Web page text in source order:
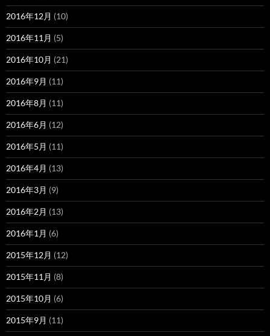
2016年12月 (10)
2016年11月 (5)
2016年10月 (21)
2016年9月 (11)
2016年8月 (11)
2016年6月 (12)
2016年5月 (11)
2016年4月 (13)
2016年3月 (9)
2016年2月 (13)
2016年1月 (6)
2015年12月 (12)
2015年11月 (8)
2015年10月 (6)
2015年9月 (11)